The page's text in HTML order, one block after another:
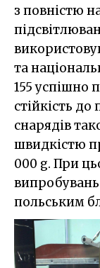
з повністю
та
155 успішно
стійкість
снарядів
швидкістю
000 g. При
випробувань
польським